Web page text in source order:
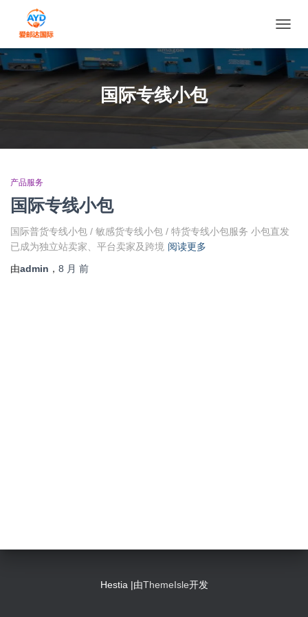
国际专线小包
产品服务
国际专线小包
国际普货专线小包 / 敏感货专线小包 / 特货专线小包服务 小包直发
已成为独立站卖家、平台卖家及跨境 阅读更多
由admin ， 8 月 前
Hestia |由ThemeIsle开发